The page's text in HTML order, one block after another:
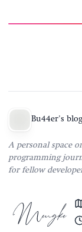
Bu44er's blog
A personal space
programming
for fellow